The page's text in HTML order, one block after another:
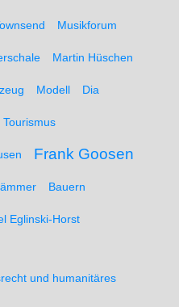
Musikforum
Martin Hüschen
Modell Dia
Tourismus
Frank Goosen
Bauern
Eglinski-Horst
und humanitäres